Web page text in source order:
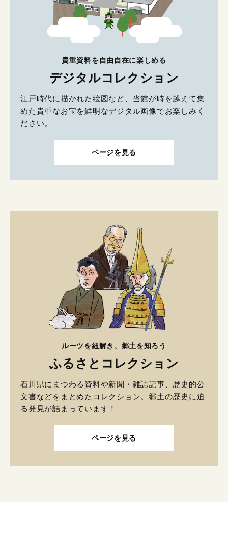
貴重資料を自由自在に楽しめる
デジタルコレクション
江戸時代に描かれた絵図など、当館が時を越えて集
めた貴重なお宝を鮮明なデジタル画像でお楽しみく
ださい。
ページを見る
ルーツを紐解き、郷土を知ろう
ふるさとコレクション
石川県にまつわる資料や新聞・雑誌記事、歴史的公
文書などをまとめたコレクション。郷土の歴史に迫
る発見が詰まっています！
ページを見る